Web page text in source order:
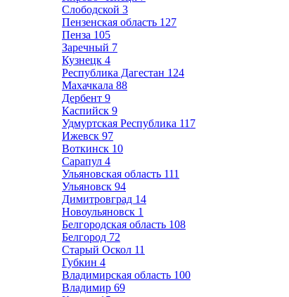
Слободской 3
Пензенская область 127
Пенза 105
Заречный 7
Кузнецк 4
Республика Дагестан 124
Махачкала 88
Дербент 9
Каспийск 9
Удмуртская Республика 117
Ижевск 97
Воткинск 10
Сарапул 4
Ульяновская область 111
Ульяновск 94
Димитровград 14
Новоульяновск 1
Белгородская область 108
Белгород 72
Старый Оскол 11
Губкин 4
Владимирская область 100
Владимир 69